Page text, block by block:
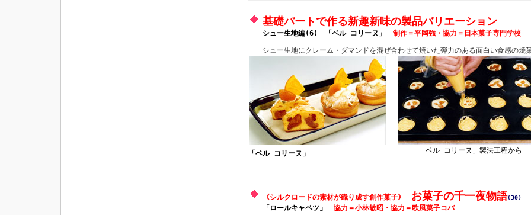
基礎パートで作る新趣新味の製品バリエーション
シュー生地編(6) 「ベル コリーヌ」 制作＝平岡強・協力＝日本菓子専門学校
シュー生地にクレーム・ダマンドを混ぜ合わせて焼いた弾力のある面白い食感の焼
「ベル コリーヌ」 「ベル コリーヌ」製法工程から
《シルクロードの素材が織り成す創作菓子》 お菓子の千一夜物語(30)
「ロールキャベツ」 協力＝小林敏昭・協力＝欧風菓子コバ